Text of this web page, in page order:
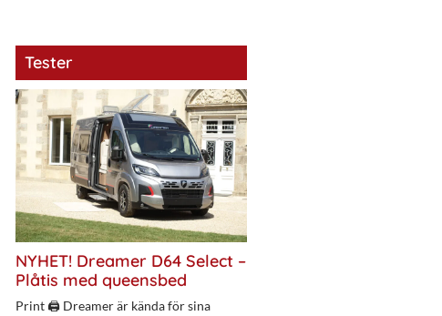
Tester
NYHET! Dreamer D64 Select –
Plåtis med queensbed
Print 🖨 Dreamer är kända för sina